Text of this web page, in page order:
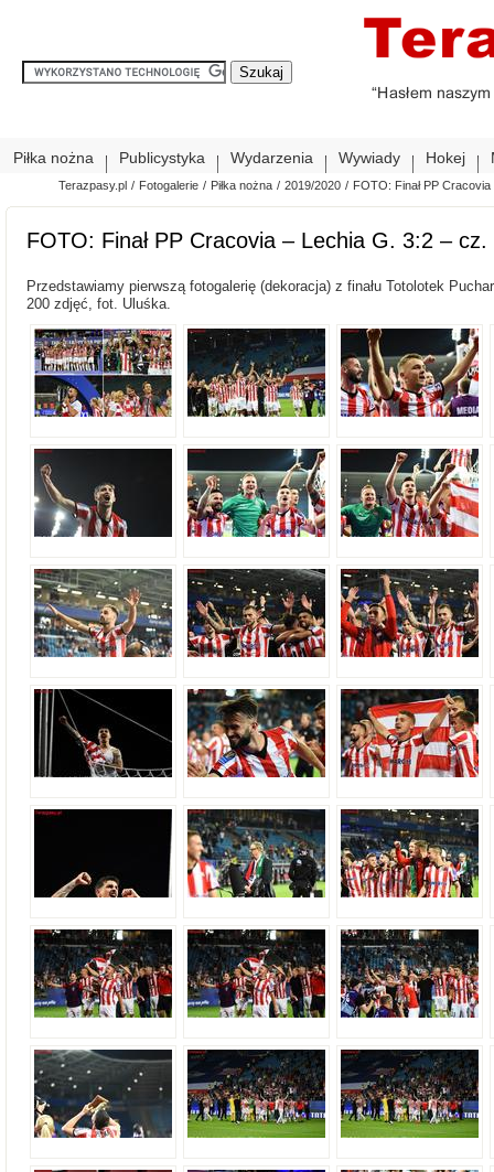
Piłka nożna Publicystyka Wydarzenia Wywiady Hokej
Terazpasy.pl / Fotogalerie / Piłka nożna / 2019/2020 / FOTO: Finał PP
FOTO: Finał PP Cracovia – Lechia G. 3:2 –
Przedstawiamy pierwszą fotogalerię (dekoracja) z finału Totolotek
200 zdjęć, fot. Uluśka.